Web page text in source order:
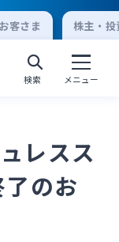
客さま 株主・
検索 メニュー
キング
レスス
のお